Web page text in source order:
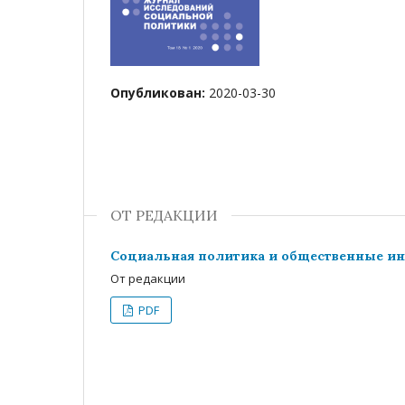
Опубликован: 2020-03-30
ОТ РЕДАКЦИИ
Социальная политика и общественные
От редакции
PDF